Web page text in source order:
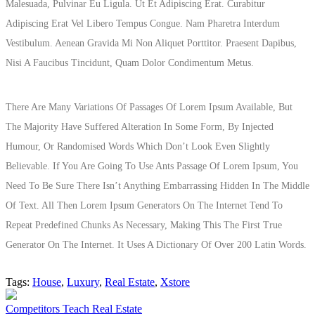
Malesuada, Pulvinar Eu Ligula. Ut Et Adipiscing Erat. Curabitur
Adipiscing Erat Vel Libero Tempus Congue. Nam Pharetra Interdum
Vestibulum. Aenean Gravida Mi Non Aliquet Porttitor. Praesent Dapibus,
Nisi A Faucibus Tincidunt, Quam Dolor Condimentum Metus.
There Are Many Variations Of Passages Of Lorem Ipsum Available, But
The Majority Have Suffered Alteration In Some Form, By Injected
Humour, Or Randomised Words Which Don’t Look Even Slightly
Believable. If You Are Going To Use Ants Passage Of Lorem Ipsum, You
Need To Be Sure There Isn’t Anything Embarrassing Hidden In The Middle
Of Text. All Then Lorem Ipsum Generators On The Internet Tend To
Repeat Predefined Chunks As Necessary, Making This The First True
Generator On The Internet. It Uses A Dictionary Of Over 200 Latin Words.
Tags: House, Luxury, Real Estate, Xstore
Competitors Teach Real Estate